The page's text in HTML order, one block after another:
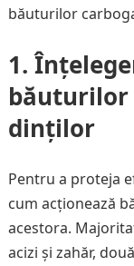
băuturilor
1.
băuturilor
dinților
Pentru a proteja
cum acționează
acestora.
acizi și zahăr,